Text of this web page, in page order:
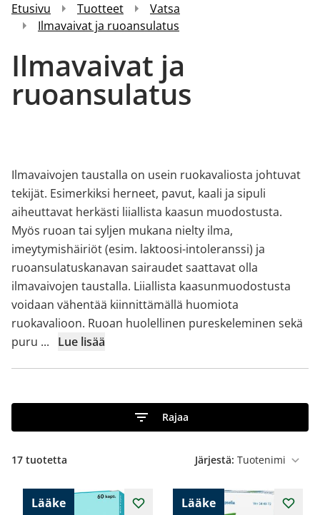
Etusivu Tuotteet
Vatsa
Ilmavaivat ja ruoansulatus
Ilmavaivat ja
ruoansulatus
Ilmavaivojen taustalla on usein ruokavaliosta johtuvat
tekijät. Esimerkiksi herneet, pavut, kaali ja sipuli
aiheuttavat herkästi liiallista kaasun muodostusta.
Myös ruoan tai syljen mukana nielty ilma,
imeytymishäiriöt (esim. laktoosi-intoleranssi) ja
ruoansulatuskanavan sairaudet saattavat olla
ilmavaivojen taustalla. Liiallista kaasunmuodostusta
voidaan vähentää kiinnittämällä huomiota
ruokavalioon. Ruoan huolellinen pureskeleminen sekä
puru ... Lue lisää
Rajaa
17 tuotetta Järjestä:
Lääke Lääke